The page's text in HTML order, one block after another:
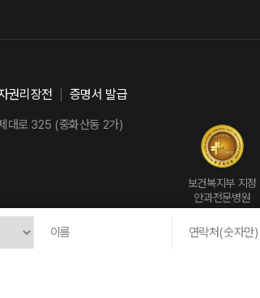
권리장전 증명서 발급
대로 325 (중화산동 2가)
보건복지부 지정
안과전문병원